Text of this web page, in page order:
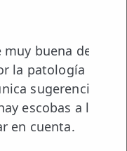
muy buena desde
la patología en sí,
sugerencia, le
escobas a la
en cuenta.